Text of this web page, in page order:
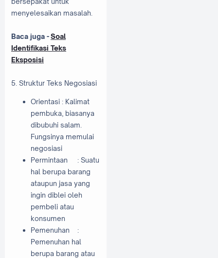
menyelesaikan masalah.
Baca juga -Soal
Identifikasi Teks
Eksposisi
5. Struktur Teks Negosiasi
Orientasi : Kalimat
pembuka, biasanya
dibubuhi salam.
Fungsinya memulai
negosiasi
Permintaan
: Suatu
hal berupa barang
ataupun jasa yang
ingin diblei oleh
pembeli atau
konsumen
Pemenuhan
:
Pemenuhan hal
berupa barang atau